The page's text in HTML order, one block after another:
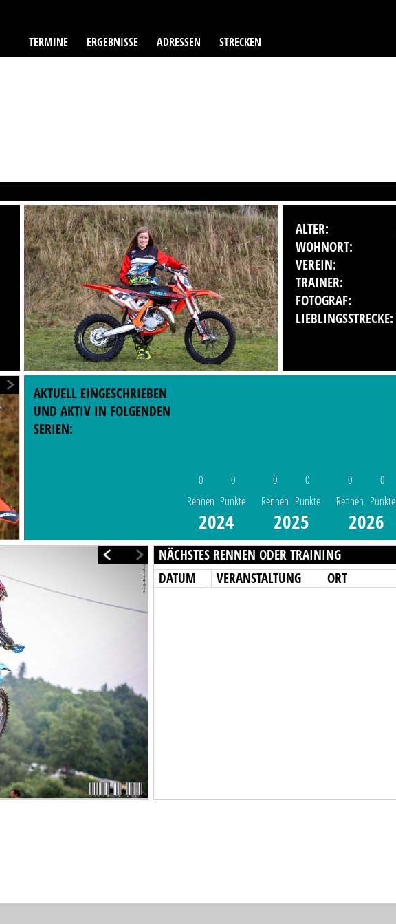
TERMINE ERGEBNISSE ADRESSEN STRECKEN
ALTER:
WOHNORT:
VEREIN:
TRAINER:
FOTOGRAF:
LIEBLINGSSTRECKE:
AKTUELL EINGESCHRIEBEN
UND AKTIV IN FOLGENDEN
SERIEN:
0
Rennen
0
Punkte
2024
0
Rennen
0
Punkte
2025
0
Rennen
0
Punkte
2026
NÄCHSTES RENNEN ODER TRAINING
DATUM
VERANSTALTUNG ORT